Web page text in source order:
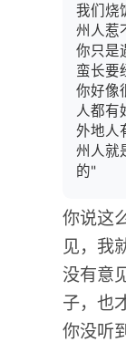
我们烧
州人惹
你只是
蛮长要
你好像
人都有
外地人
州人就
的"
你说这
见，我
没有意
子，也
你没听